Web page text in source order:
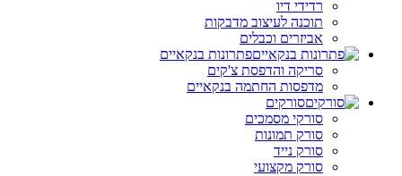
רדידי דיו
תוכנה לעיצוב מדבקות
אביזרים וכבלים
פתרונות בנקאיים
סריקה והדפסת צ'קים
מדפסות החתמה בנקאיים
סורקים
סורקי מסמכים
סורק תמונות
סורק נייד
סורק מקצועי